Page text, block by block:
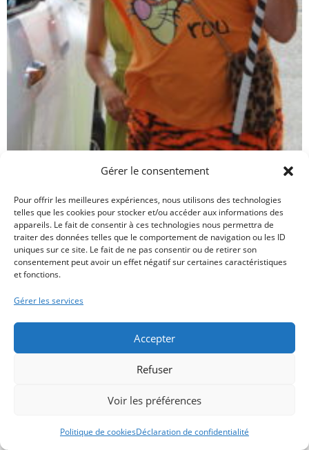
Gérer le consentement
Pour offrir les meilleures expériences, nous utilisons des technologies
telles que les cookies pour stocker et/ou accéder aux informations des
appareils. Le fait de consentir à ces technologies nous permettra de
traiter des données telles que le comportement de navigation ou les ID
uniques sur ce site. Le fait de ne pas consentir ou de retirer son
consentement peut avoir un effet négatif sur certaines caractéristiques
et fonctions.
Gérer les services
Accepter
Refuser
Voir les préférences
Politique de cookiesDéclaration de confidentialité